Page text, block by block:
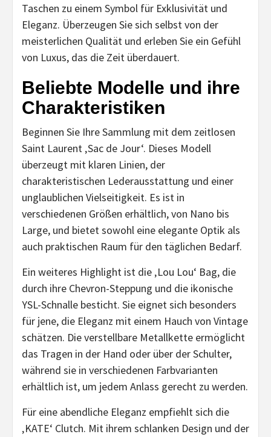
Taschen zu einem Symbol für Exklusivität und
Eleganz. Überzeugen Sie sich selbst von der
meisterlichen Qualität und erleben Sie ein Gefühl
von Luxus, das die Zeit überdauert.
Beliebte Modelle und ihre
Charakteristiken
Beginnen Sie Ihre Sammlung mit dem zeitlosen
Saint Laurent ‚Sac de Jour‘. Dieses Modell
überzeugt mit klaren Linien, der
charakteristischen Lederausstattung und einer
unglaublichen Vielseitigkeit. Es ist in
verschiedenen Größen erhältlich, von Nano bis
Large, und bietet sowohl eine elegante Optik als
auch praktischen Raum für den täglichen Bedarf.
Ein weiteres Highlight ist die ‚Lou Lou‘ Bag, die
durch ihre Chevron-Steppung und die ikonische
YSL-Schnalle besticht. Sie eignet sich besonders
für jene, die Eleganz mit einem Hauch von Vintage
schätzen. Die verstellbare Metallkette ermöglicht
das Tragen in der Hand oder über der Schulter,
während sie in verschiedenen Farbvarianten
erhältlich ist, um jedem Anlass gerecht zu werden.
Für eine abendliche Eleganz empfiehlt sich die
‚KATE‘ Clutch. Mit ihrem schlanken Design und der